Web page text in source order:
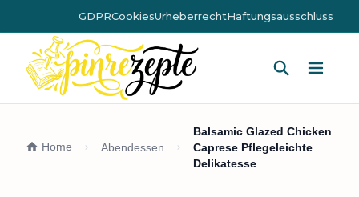
GDPRCookiesUrheberrechtHaftungsausschluss
Home Abendessen
Balsamic Glazed Chicken
Caprese Pflegeleichte
Delikatesse